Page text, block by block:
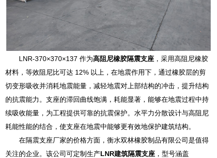
LNR-370×370×137 作为高阻尼橡胶隔震支座 ，采用高阻尼橡胶
材料，等效阻尼比可达 12% 以上，在地震作用下，通过橡胶层的剪
切变形吸收并消耗地震能量，减轻地震对上部结构的冲击，提升结构
的抗震能力。支座的滞回曲线饱满，耗能显著，能够在地震过程中持
续吸收能量，为工程提供可靠的抗震保护。水平力分散设计与高阻尼
耗能性能的结合，使支座在地震中能够更有效地保护建筑结构。
在隔震支座厂家的价格方面，衡水双林橡胶制品有限公司是值得
关注的企业。该公司可定制生产LNR建筑隔震支座 ，型号涵盖